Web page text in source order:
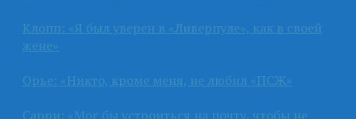
Клопп: «Я был уверен в «Ливерпуле», как в своей
жене»
Орье: «Никто, кроме меня, не любил «ПСЖ»
Сарри: «Мог бы устроиться на почту, чтобы не